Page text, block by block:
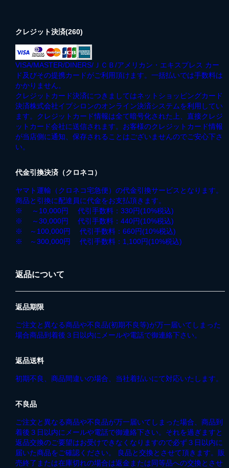
クレジット決済(260)
VISA/MASTER/DINERS/ＪＣＢ/アメリカン・エキスプレス カー
ド及びその提携カードがご利用頂けます。一括払いでは手数料は
かかりません。
クレジットカード決済につきましてはネットショッピングカード
決済株式会社イプシロンのオンライン決済システムを利用してい
ます。クレジットカード情報は全て暗号化された上、直接クレジ
ットカード会社に送信されます。お客様のクレジットカード情報
が当店側に通知、保存されることはございませんのでご安心下さ
い。
代金引換決済（クロネコ）
ヤマト運輸（クロネコ宅急便）の代金引換サービスとなります。
商品と引換に配達員に代金をお支払頂きます。
※ ～10,000円 代引手数料：330円(10%税込)
※ ～30,000円 代引手数料：440円(10%税込)
※ ～100,000円 代引手数料：660円(10%税込)
※ ～300,000円 代引手数料：1,100円(10%税込)
返品について
返品期限
ご注文と異なる商品や不良品(初期不良等)が万一届いてしまった
場合商品到着後３日以内にメールや電話で御連絡下さい。
返品送料
初期不良、商品間違いの場合、当社着払いにて対応いたします。
不良品
ご注文と異なる商品や不良品が万一届いてしまった場合、商品到
着後３日以内にメールや電話で御連絡下さい。それを過ぎますと
返品交換のご要望はお受けできなくなりますので必ず３日以内に
届いた商品をご確認ください。 良品と交換とさせて頂きます。販
売終了または在庫切れの場合は返金または同等品への交換とさせ